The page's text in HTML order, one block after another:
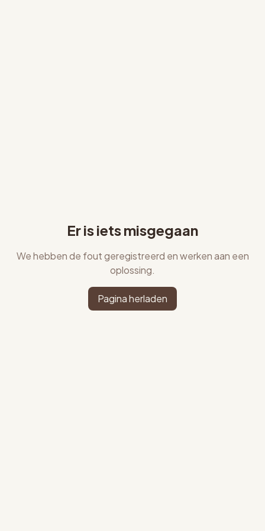
Er is iets misgegaan
We hebben de fout geregistreerd en werken aan een
oplossing.
Pagina herladen